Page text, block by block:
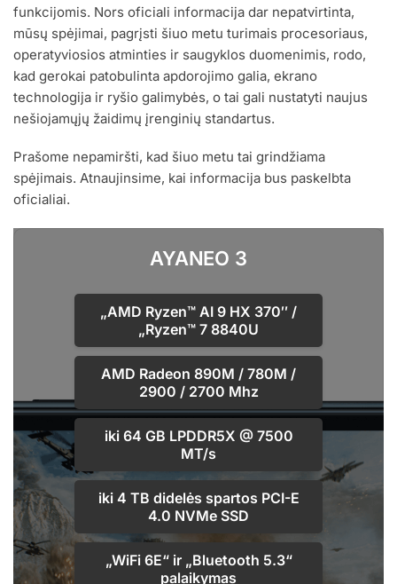
funkcijomis. Nors oficiali informacija dar nepatvirtinta,
mūsų spėjimai, pagrįsti šiuo metu turimais procesoriaus,
operatyviosios atminties ir saugyklos duomenimis, rodo,
kad gerokai patobulinta apdorojimo galia, ekrano
technologija ir ryšio galimybės, o tai gali nustatyti naujus
nešiojamųjų žaidimų įrenginių standartus.
Prašome nepamiršti, kad šiuo metu tai grindžiama
spėjimais. Atnaujinsime, kai informacija bus paskelbta
oficialiai.
AYANEO 3
„AMD Ryzen™ AI 9 HX 370″ /
„Ryzen™ 7 8840U
AMD Radeon 890M / 780M /
2900 / 2700 Mhz
iki64 GB LPDDR5X @ 7500
MT/s
iki4 TB didelės spartos PCI-E
4.0 NVMe SSD
„WiFi 6E“ ir „Bluetooth 5.3“
palaikymas